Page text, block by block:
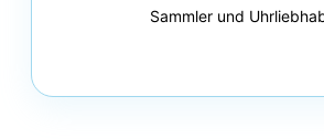
Sammler und